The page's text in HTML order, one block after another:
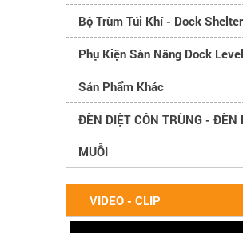
Bộ Trùm Túi Khí - Dock Shelter
Phụ Kiện Sàn Nâng Dock
Sản Phẩm Khác
ĐÈN DIỆT CÔN TRÙNG - ĐÈN
MUỖI
VIDEO - CLIP